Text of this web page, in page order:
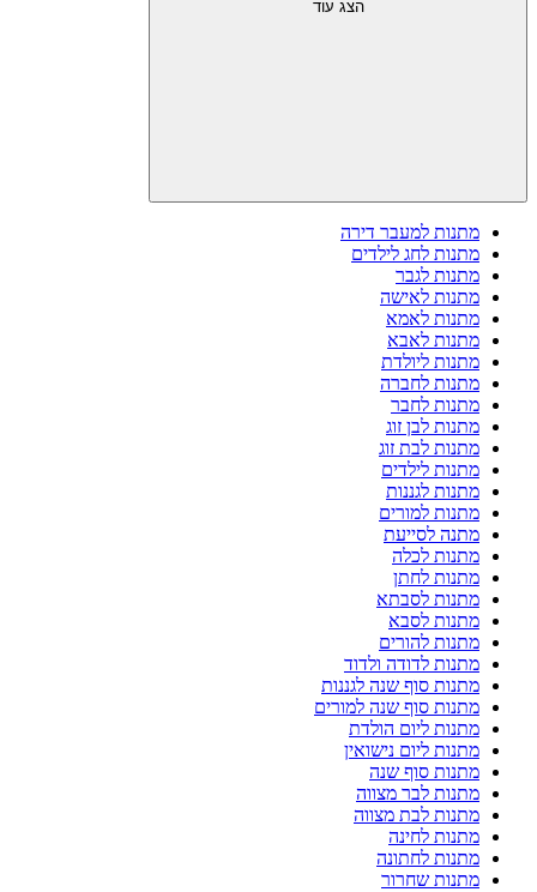
הצג עוד
מתנות למעבר דירה
מתנות לחג לילדים
מתנות לגבר
מתנות לאישה
מתנות לאמא
מתנות לאבא
מתנות ליולדת
מתנות לחברה
מתנות לחבר
מתנות לבן זוג
מתנות לבת זוג
מתנות לילדים
מתנות לגננות
מתנות למורים
מתנה לסייעת
מתנות לכלה
מתנות לחתן
מתנות לסבתא
מתנות לסבא
מתנות להורים
מתנות לדודה ולדוד
מתנות סוף שנה לגננות
מתנות סוף שנה למורים
מתנות ליום הולדת
מתנות ליום נישואין
מתנות סוף שנה
מתנות לבר מצווה
מתנות לבת מצווה
מתנות לחינה
מתנות לחתונה
מתנות שחרור